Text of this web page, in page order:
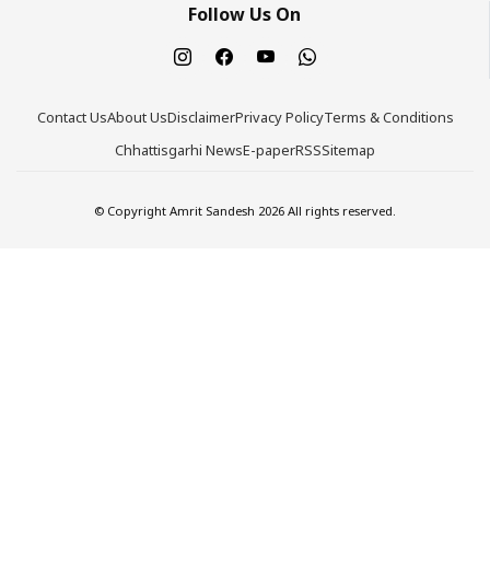
Follow Us On
Contact UsAbout UsDisclaimerPrivacy PolicyTerms & Conditions
Chhattisgarhi NewsE-paperRSSSitemap
© Copyright Amrit Sandesh 2026 All rights reserved.